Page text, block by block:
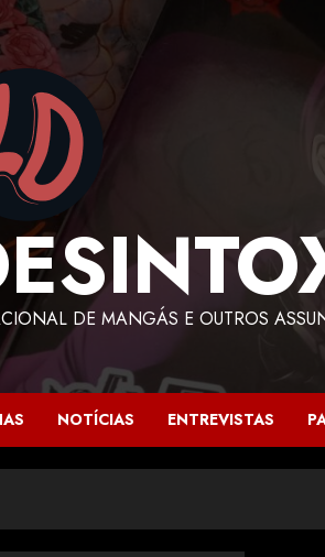
DE MANGÁS E OUTROS
NOTÍCIAS ENTREVISTAS